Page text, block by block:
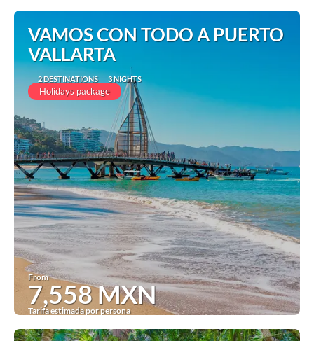
See
VAMOS CON TODO A PUERTO
VALLARTA
2 DESTINATIONS 3 NIGHTS
Holidays package
From
7,558 MXN
Tarifa estimada por persona
See